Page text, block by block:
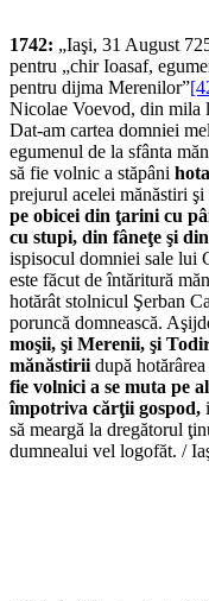
1742: „Iaşi, 31 August
pentru „chir Ioasaf,
pentru dijma Merenilor”
Nicolae Voevod, din mila
Dat-am cartea domniei
egumenul de la sfânta
să fie volnic a stăpâni
prejurul acelei mănăstiri
pe obicei din ţarini cu
cu stupi, din fâneţe şi
ispisocul domniei sale lui
este făcut de întăritură
hotărât stolnicul Şerban
poruncă domnească.
moşii, şi Merenii, şi
mănăstirii după
fie volnici a se muta pe
împotriva cărţii gospod,
să meargă la dregătorul
dumnealui vel logofăt. /